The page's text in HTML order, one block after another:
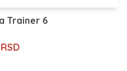
Trainer 6